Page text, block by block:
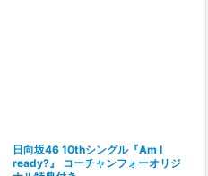
日向坂46 10thシングル『Am I
ready?』 コーチャンフォーオリジ